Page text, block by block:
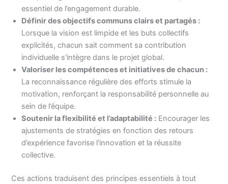
essentiel de l’engagement durable.
Définir des objectifs communs clairs et partagés :
Lorsque la vision est limpide et les buts collectifs
explicités, chacun sait comment sa contribution
individuelle s’intègre dans le projet global.
Valoriser les compétences et initiatives de chacun :
La reconnaissance régulière des efforts stimule la
motivation, renforçant la responsabilité personnelle au
sein de l’équipe.
Soutenir la flexibilité et l’adaptabilité : Encourager les
ajustements de stratégies en fonction des retours
d’expérience favorise l’innovation et la réussite
collective.
Ces actions traduisent des principes essentiels à tout